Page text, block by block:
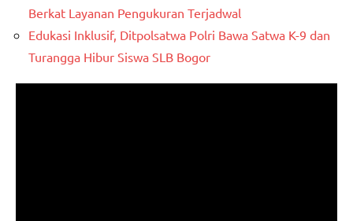
Berkat Layanan Pengukuran Terjadwal
Edukasi Inklusif, Ditpolsatwa Polri Bawa Satwa K-9 dan
Turangga Hibur Siswa SLB Bogor